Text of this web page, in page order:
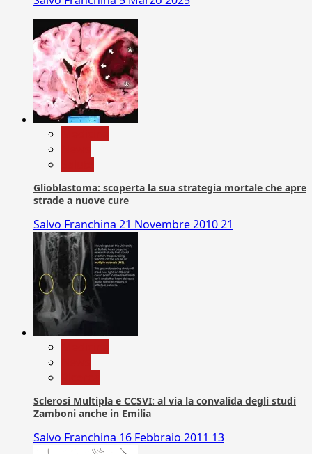
Glioblastoma: scoperta la sua strategia mortale che apre
strade a nuove cure
Salvo Franchina 21 Novembre 201021
Sclerosi Multipla e CCSVI: al via la convalida degli studi
Zamboni anche in Emilia
Salvo Franchina 16 Febbraio 2011 13